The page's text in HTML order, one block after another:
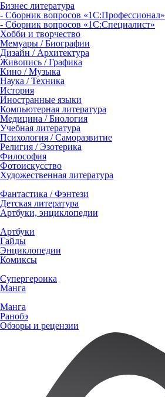
Бизнес литература
- Сборник вопросов «1С:Профессионал»
- Сборник вопросов «1С:Специалист»
Хобби и творчество
Мемуары / Биографии
Дизайн / Архитектура
Живопись / Графика
Кино / Музыка
Наука / Техника
История
Иностранные языки
Компьютерная литература
Медицина / Биология
Учебная литература
Психология / Саморазвитие
Религия / Эзотерика
Философия
Фотоискусство
Художественная литература
Фантастика / Фэнтези
Детская литература
Артбуки, энциклопедии
Артбуки
Гайды
Энциклопедии
Комиксы
Супергероика
Манга
Манга
Ранобэ
Обзоры и рецензии